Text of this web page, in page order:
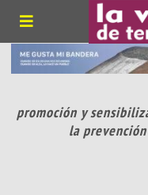
promoción y
la